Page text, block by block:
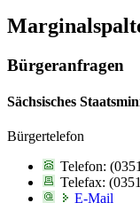
Bürgeranfragen
Sächsisches
Bürgertelefon
Telefon:
Telefax:
E-Mail